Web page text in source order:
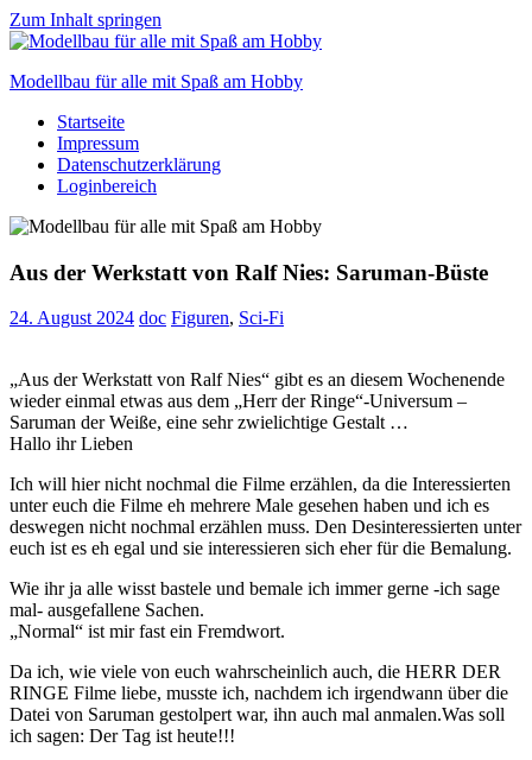
Zum Inhalt springen
Modellbau für alle mit Spaß am Hobby
Scale
modelling
to
Startseite
Impressum
Datenschutzerklärung
Loginbereich
Aus der Werkstatt von Ralf Nies: Saruman-Büste
24. August 2024 doc Figuren, Sci-Fi
„Aus der Werkstatt von Ralf Nies“ gibt es an diesem Wochenende
wieder einmal etwas aus dem „Herr der Ringe“-Universum –
Saruman der Weiße, eine sehr zwielichtige Gestalt …
Hallo ihr Lieben
Ich will hier nicht nochmal die Filme erzählen, da die Interessierten
unter euch die Filme eh mehrere Male gesehen haben und ich es
deswegen nicht nochmal erzählen muss. Den Desinteressierten unter
euch ist es eh egal und sie interessieren sich eher für die Bemalung.
Wie ihr ja alle wisst bastele und bemale ich immer gerne -ich sage
mal- ausgefallene Sachen.
„Normal“ ist mir fast ein Fremdwort.
Da ich, wie viele von euch wahrscheinlich auch, die HERR DER
RINGE Filme liebe, musste ich, nachdem ich irgendwann über die
Datei von Saruman gestolpert war, ihn auch mal anmalen.Was soll
ich sagen: Der Tag ist heute!!!